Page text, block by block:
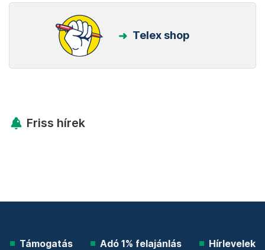
Telex shop
Friss hírek
Támogatás Adó 1% felajánlás Hírlevelek